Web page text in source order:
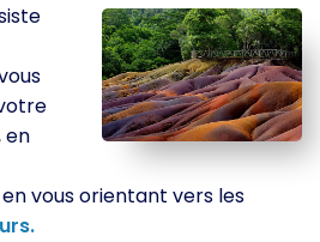
en
vous orientant vers les